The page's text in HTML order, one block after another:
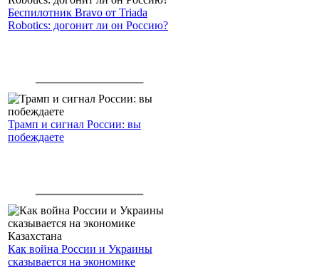
Беспилотник Bravo от Triada
Robotics: догонит ли он Россию?
Трамп и сигнал России: вы
побеждаете
Как война России и Украины
сказывается на экономике